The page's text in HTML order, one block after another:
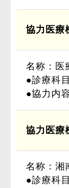
協力医療
名称：医
●診療科
●協力内
協力医療
名称：湘
●診療科